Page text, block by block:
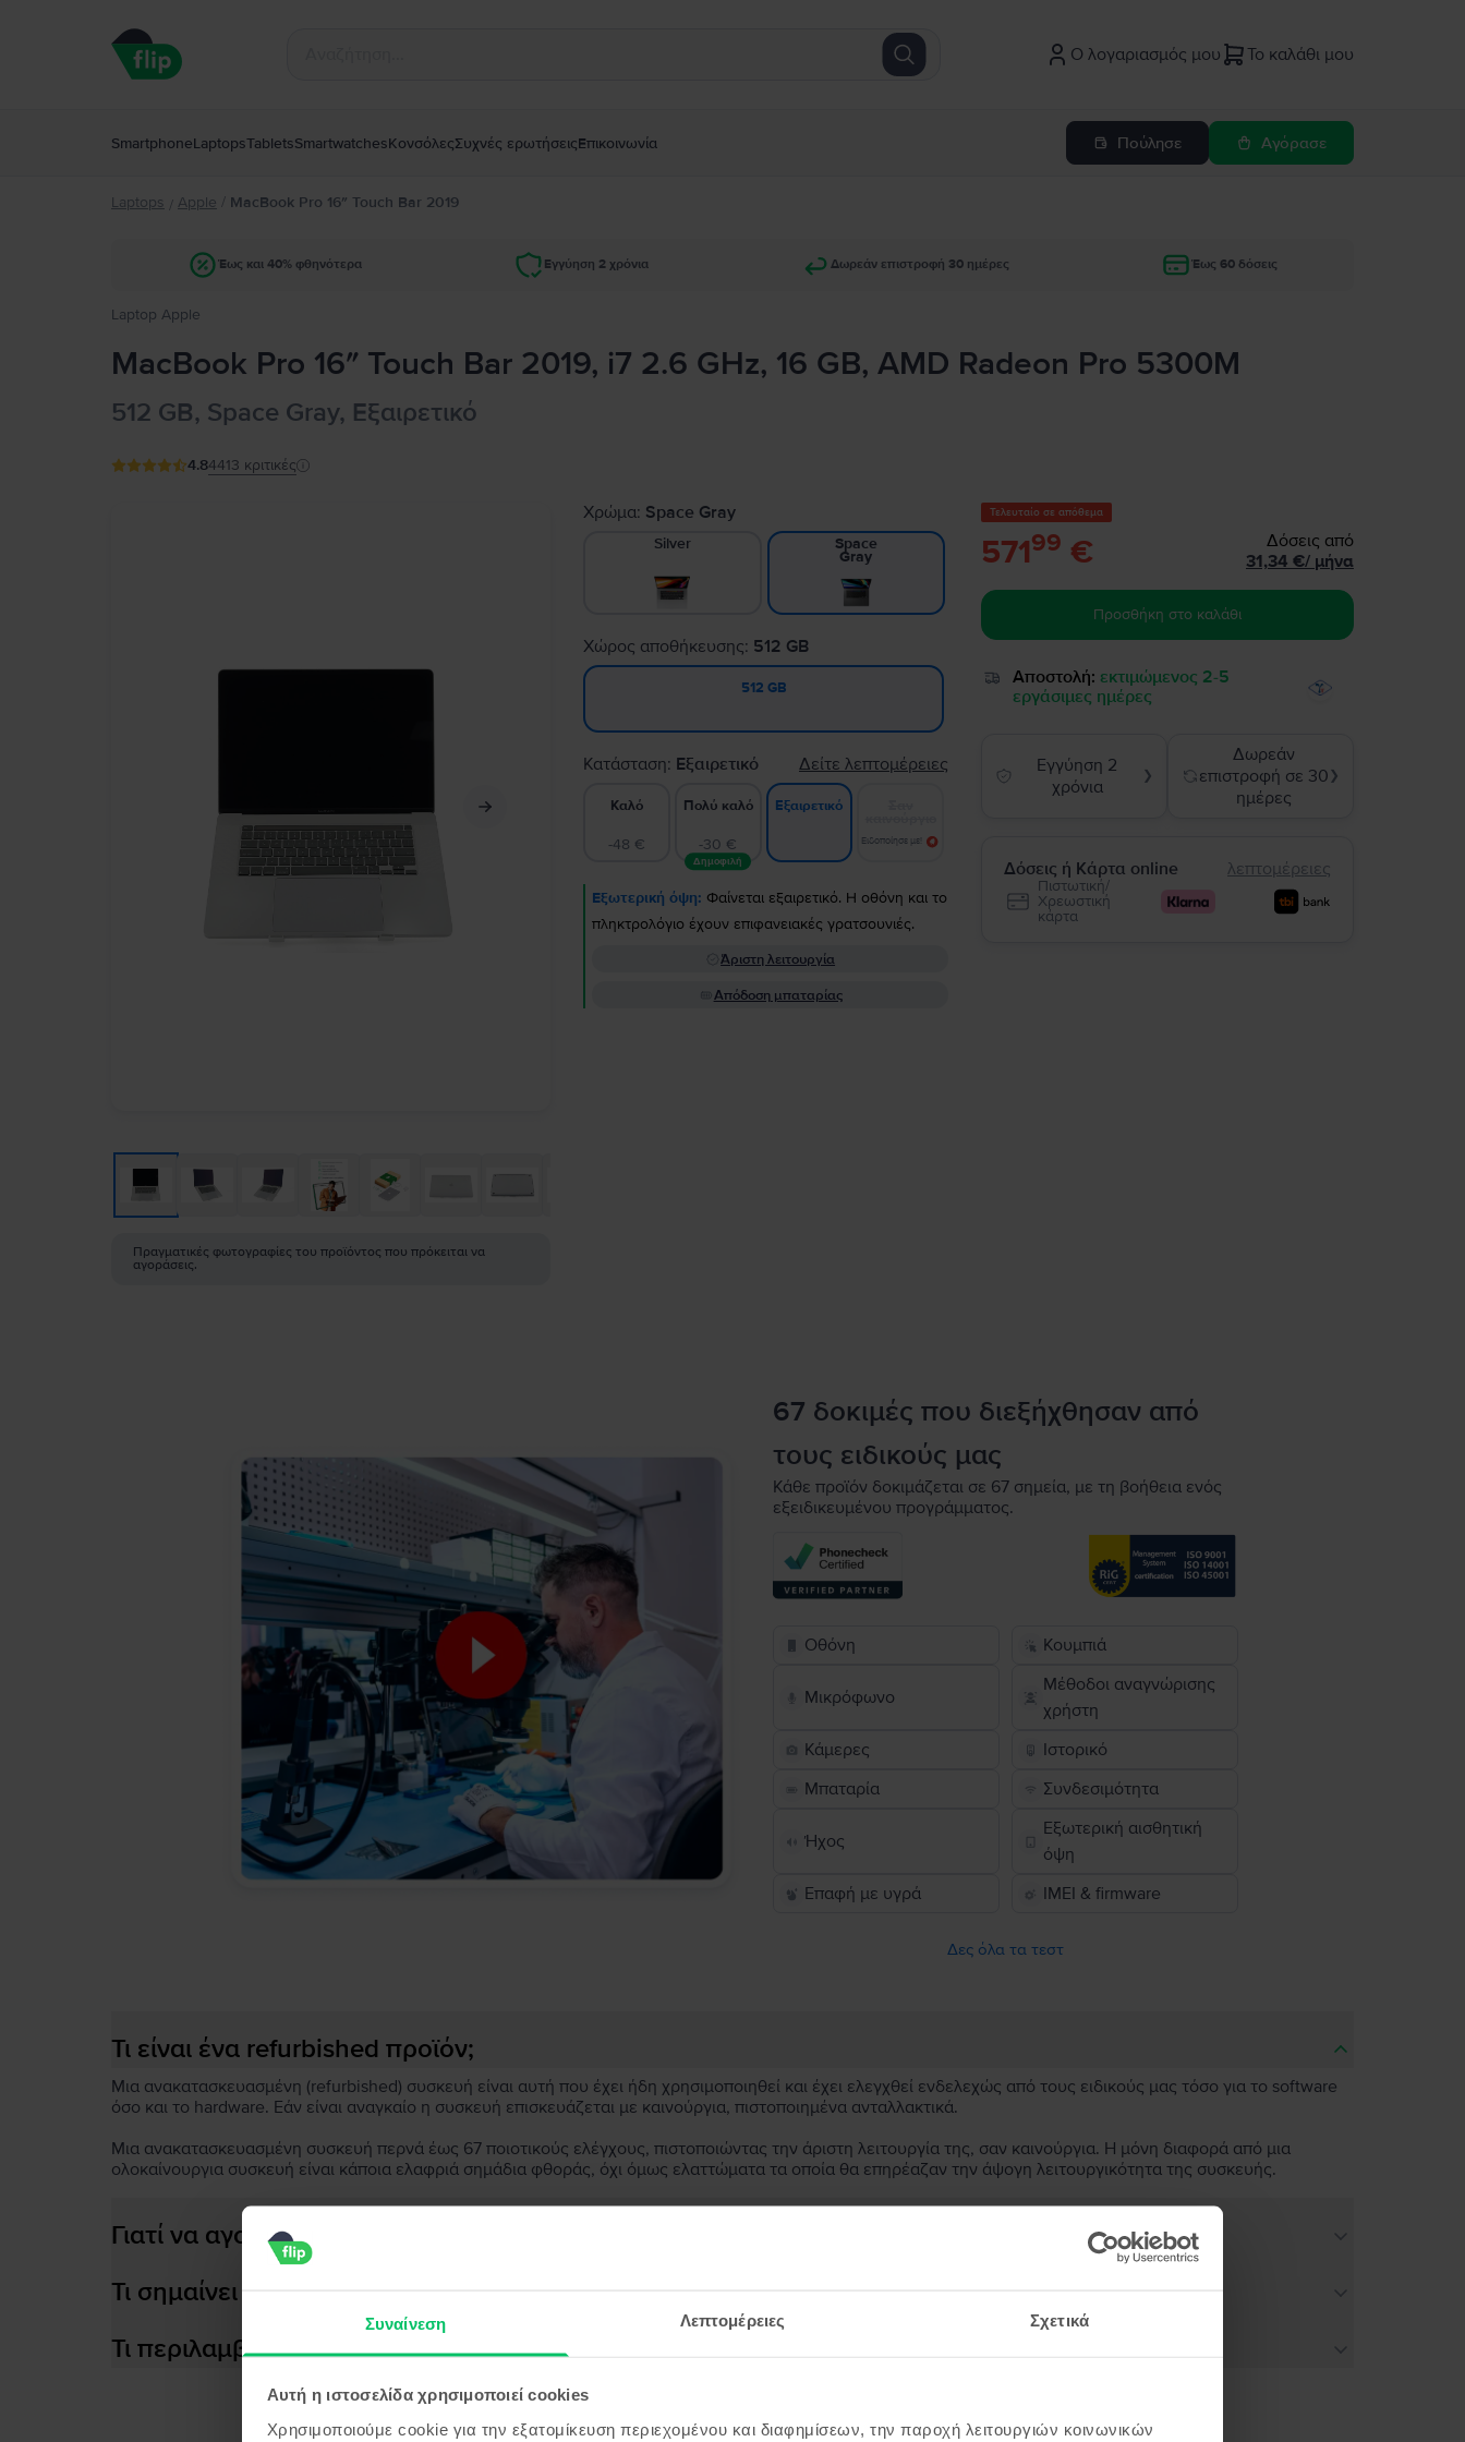
Συναίνεση Λεπτομέρειες Σχετικά
Αυτή η ιστοσελίδα χρησιμοποιεί cookies
Χρησιμοποιούμε cookie για την εξατομίκευση περιεχομένου και διαφημίσεων, την παροχή λειτουργιών κοινωνικών
Ο λογαριασμός μου Το καλάθι μου
SmartphoneLaptopsTabletsSmartwatchesΚονσόλεςΣυχνές ερωτήσειςΕπικοινωνία Πούλησε Αγόρασε
Laptops / Apple / MacBook Pro 16″ Touch Bar 2019
Έως και 40% φθηνότερα Εγγύηση 2 χρόνια Δωρεάν επιστροφή 30 ημέρες Έως 60 δόσεις
Laptop Apple
MacBook Pro 16″ Touch Bar 2019, i7 2.6 GHz, 16 GB, AMD Radeon Pro 5300M
512 GB, Space Gray, Εξαιρετικό
4.84413 κριτικές
Πραγματικές φωτογραφίες του προϊόντος που πρόκειται να
αγοράσεις.
Χρώμα: Space Gray
Silver Space
Gray
Χώρος αποθήκευσης: 512 GB
512 GB
Κατάσταση: Εξαιρετικό Δείτε λεπτομέρειες
Καλό
-48 €
Πολύ καλό
-30 €
Δημοφιλή
Εξαιρετικό
Ειδοποίησε με!
Εξωτερική όψη: Φαίνεται εξαιρετικό. Η οθόνη και το
πληκτρολόγιο έχουν επιφανειακές γρατσουνιές.
Άριστη λειτουργία
Απόδοση μπαταρίας
Τελευταίο σε απόθεμα
57199 €
Δόσεις από
31,34 €/ μήνα
Προσθήκη στο καλάθι
Αποστολή: εκτιμώμενος 2-5
εργάσιμες ημέρες
Εγγύηση 2
χρόνια
❯
Δωρεάν
επιστροφή σε 30
ημέρες
❯
Δόσεις ή Κάρτα online λεπτομέρειες
Πιστωτική/
Χρεωστική
κάρτα
67 δοκιμές που διεξήχθησαν από
τους ειδικούς μας
Κάθε προϊόν δοκιμάζεται σε 67 σημεία, με τη βοήθεια ενός
εξειδικευμένου προγράμματος.
Οθόνη Κουμπιά
Μικρόφωνο
Μέθοδοι αναγνώρισης
χρήστη
Κάμερες
Ιστορικό
Μπαταρία
Συνδεσιμότητα
Ήχος
Εξωτερική αισθητική
όψη
Επαφή με υγρά
IMEI & firmware
Δες όλα τα τεστ
Τι είναι ένα refurbished προϊόν;
Μια ανακατασκευασμένη (refurbished) συσκευή είναι αυτή που έχει ήδη χρησιμοποιηθεί και έχει ελεγχθεί ενδελεχώς από τους ειδικούς μας τόσο για το software
όσο και το hardware. Εάν είναι αναγκαίο η συσκευή επισκευάζεται με καινούργια, πιστοποιημένα ανταλλακτικά.
Μια ανακατασκευασμένη συσκευή περνά έως 67 ποιοτικούς ελέγχους, πιστοποιώντας την άριστη λειτουργία της, σαν καινούργια. Η μόνη διαφορά από μια
ολοκαίνουργια συσκευή είναι κάποια ελαφριά σημάδια φθοράς, όχι όμως ελαττώματα τα οποία θα επηρέαζαν την άψογη λειτουργικότητα της συσκευής.
Γιατί να αγοράσεις μια ανακατασκευασμένη συσκευή;
Τι σημαίνει αποδοτική μπαταρία;
Τι περιλαμβάνεται στο κουτί της συσκευής;